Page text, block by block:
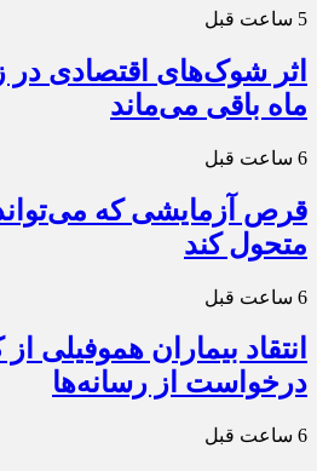
5 ساعت قبل
ماه باقی می‌ماند
6 ساعت قبل
متحول کند
6 ساعت قبل
انتقاد بیماران هموفیلی
درخواست از رسانه‌ها
6 ساعت قبل